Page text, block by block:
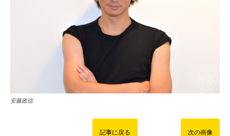
安藤政信
記事に戻る 次の画像